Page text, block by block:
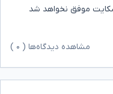
شکایت موفق نخواهد شد
مشاهده دیدگاه‌ها ( ۰